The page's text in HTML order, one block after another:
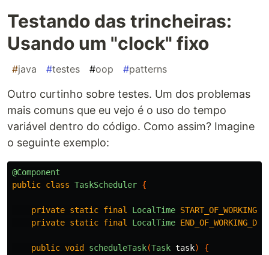
Testando das trincheiras:
Usando um "clock" fixo
#java #testes #oop #patterns
Outro curtinho sobre testes. Um dos problemas
mais comuns que eu vejo é o uso do tempo
variável dentro do código. Como assim? Imagine
o seguinte exemplo:
@Component
public class TaskScheduler {
private static final LocalTime
private static final LocalTime END_OF_WORKING_DAY
public void scheduleTask(Task task)
{